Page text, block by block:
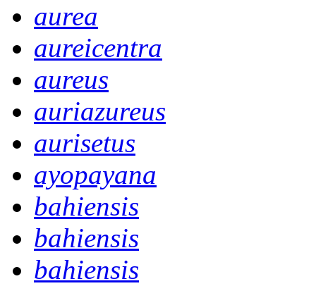
aurea
aureicentra
aureus
auriazureus
aurisetus
ayopayana
bahiensis
bahiensis
bahiensis